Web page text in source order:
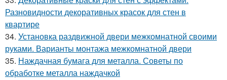
Разновидности декоративных красок для стен в
квартире
34. Установка раздвижной двери межкомнатной своими
руками. Варианты монтажа межкомнатной двери
35. Наждачная бумага для металла. Советы по
обработке металла наждачкой